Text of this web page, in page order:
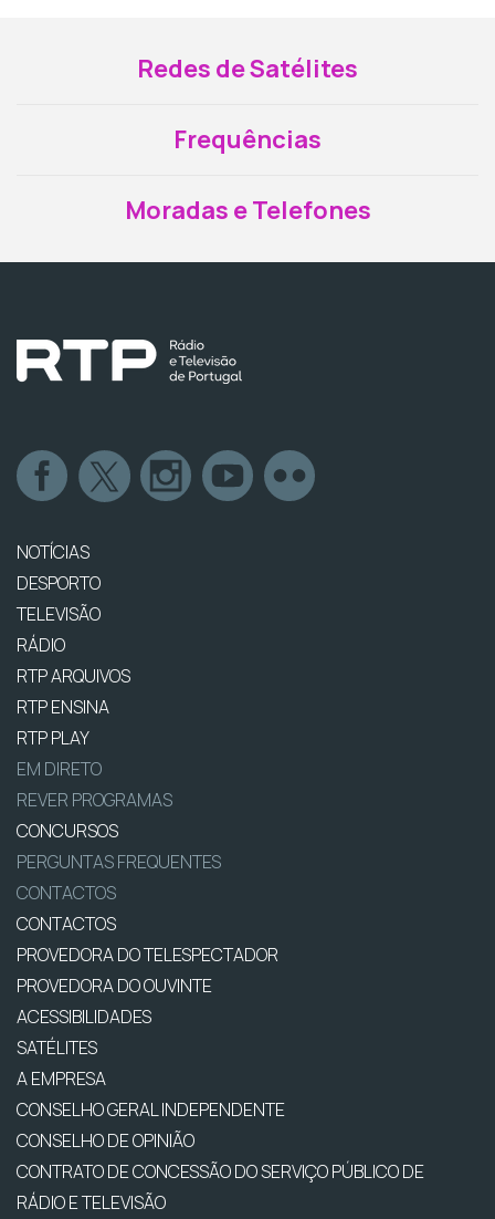
Redes de Satélites
Frequências
Moradas e Telefones
NOTÍCIAS
DESPORTO
TELEVISÃO
RÁDIO
RTP ARQUIVOS
RTP ENSINA
RTP PLAY
EM DIRETO
REVER PROGRAMAS
CONCURSOS
PERGUNTAS FREQUENTES
CONTACTOS
CONTACTOS
PROVEDORA DO TELESPECTADOR
PROVEDORA DO OUVINTE
ACESSIBILIDADES
SATÉLITES
A EMPRESA
CONSELHO GERAL INDEPENDENTE
CONSELHO DE OPINIÃO
CONTRATO DE CONCESSÃO DO SERVIÇO PÚBLICO DE
RÁDIO E TELEVISÃO